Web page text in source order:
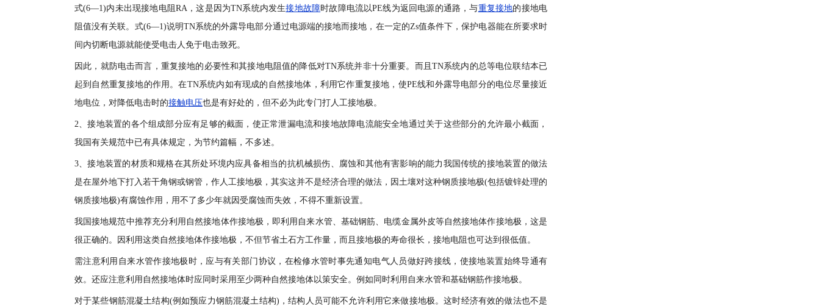
式(6—1)内未出现接地电阻RA，这是因为TN系统内发生接地故障时故障电流以PE线为返回电源的通路，与重复接地的接地电
阻值没有关联。式(6—1)说明TN系统的外露导电部分通过电源端的接地而接地，在一定的Zs值条件下，保护电器能在所要求时
间内切断电源就能使受电击人免于电击致死。
因此，就防电击而言，重复接地的必要性和其接地电阻值的降低对TN系统并非十分重要。而且TN系统内的总等电位联结本已
起到自然重复接地的作用。在TN系统内如有现成的自然接地体，利用它作重复接地，使PE线和外露导电部分的电位尽量接近
地电位，对降低电击时的接触电压也是有好处的，但不必为此专门打人工接地极。
2、接地装置的各个组成部分应有足够的截面，使正常泄漏电流和接地故障电流能安全地通过关于这些部分的允许最小截面，
我国有关规范中已有具体规定，为节约篇幅，不多述。
3、接地装置的材质和规格在其所处环境内应具备相当的抗机械损伤、腐蚀和其他有害影响的能力我国传统的接地装置的做法
是在屋外地下打入若干角钢或钢管，作人工接地极，其实这并不是经济合理的做法，因土壤对这种钢质接地极(包括镀锌处理的
钢质接地极)有腐蚀作用，用不了多少年就因受腐蚀而失效，不得不重新设置。
我国接地规范中推荐充分利用自然接地体作接地极，即利用自来水管、基础钢筋、电缆金属外皮等自然接地体作接地极，这是
很正确的。因利用这类自然接地体作接地极，不但节省土石方工作量，而且接地极的寿命很长，接地电阻也可达到很低值。
需注意利用自来水管作接地极时，应与有关部门协议，在检修水管时事先通知电气人员做好跨接线，使接地装置始终导通有
效。还应注意利用自然接地体时应同时采用至少两种自然接地体以策安全。例如同时利用自来水管和基础钢筋作接地极。
对于某些钢筋混凝土结构(例如预应力钢筋混凝土结构)，结构人员可能不允许利用它来做接地极。这时经济有效的做法也不是